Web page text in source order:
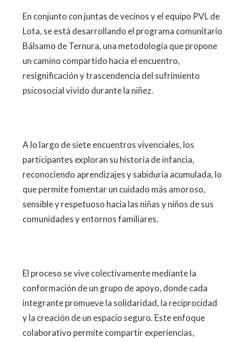
En conjunto con juntas de vecinos y el equipo PVL de
Lota, se está desarrollando el programa comunitario
Bálsamo de Ternura, una metodología que propone
un camino compartido hacia el encuentro,
resignificación y trascendencia del sufrimiento
psicosocial vivido durante la niñez.
A lo largo de siete encuentros vivenciales, los
participantes exploran su historia de infancia,
reconociendo aprendizajes y sabiduría acumulada, lo
que permite fomentar un cuidado más amoroso,
sensible y respetuoso hacia las niñas y niños de sus
comunidades y entornos familiares.
El proceso se vive colectivamente mediante la
conformación de un grupo de apoyo, donde cada
integrante promueve la solidaridad, la reciprocidad
y la creación de un espacio seguro. Este enfoque
colaborativo permite compartir experiencias,